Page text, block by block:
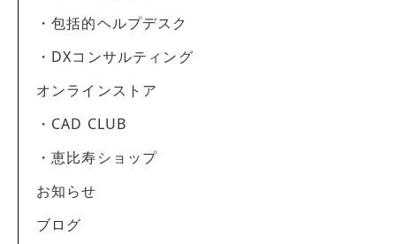
・包括的ヘルプデスク
・DXコンサルティング
オンラインストア
・CAD CLUB
・恵比寿ショップ
お知らせ
ブログ